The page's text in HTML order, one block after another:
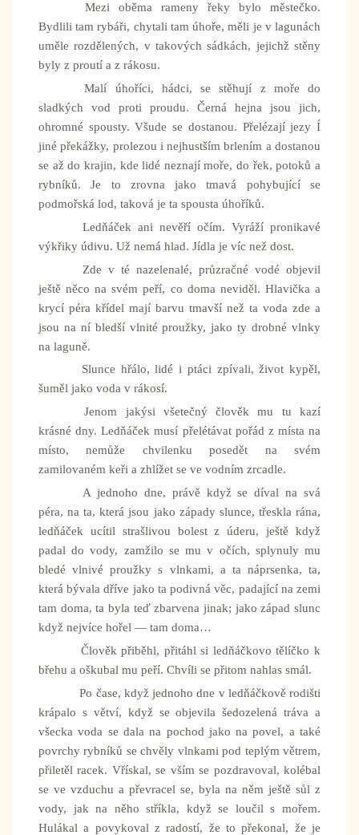
Mezi oběma rameny řeky bylo městečko.
Bydlili tam rybáři, chytali tam úhoře, měli je v lagunách
uměle rozdělených, v takových sádkách, jejichž stěny
byly z proutí a z rákosu.
Malí úhoříci, hádci, se stěhují z moře do
sladkých vod proti proudu. Černá hejna jsou jich,
ohromné spousty. Všude se dostanou. Přelézají jezy Í
jiné překážky, prolezou i nejhustším brlením a dostanou
se až do krajin, kde lidé neznají moře, do řek, potoků a
rybníků. Je to zrovna jako tmavá pohybující se
podmořská lod, taková je ta spousta úhoříků.
Ledňáček ani nevěří očím. Vyráží pronikavé
výkřiky údivu. Už nemá hlad. Jídla je víc než dost.
Zde v té nazelenalé, průzračné vodé objevil
ještě něco na svém peří, co doma neviděl. Hlavička a
krycí péra křídel mají barvu tmavší než ta voda zde a
jsou na ní bledší vlnité proužky, jako ty drobné vlnky
na laguně.
Slunce hřálo, lidé i ptáci zpívali, život kypěl,
šuměl jako voda v rákosí.
Jenom jakýsi všetečný člověk mu tu kazí
krásné dny. Ledňáček musí přelétávat pořád z místa na
místo, nemůže chvilenku posedět na svém
zamilovaném keři a zhlížet se ve vodním zrcadle.
A jednoho dne, právě když se díval na svá
péra, na ta, která jsou jako západy slunce, třeskla rána,
ledňáček ucítil strašlivou bolest z úderu, ještě když
padal do vody, zamžilo se mu v očích, splynuly mu
bledé vlnivé proužky s vlnkami, a ta náprsenka, ta,
která bývala dříve jako ta podivná věc, padající na zemi
tam doma, ta byla teď zbarvena jinak; jako západ slunc
když nejvíce hořel — tam doma…
Člověk přiběhl, přitáhl si ledňáčkovo tělíčko k
břehu a oškubal mu peří. Chvíli se přitom nahlas smál.
Po čase, když jednoho dne v ledňáčkově rodišti
krápalo s větví, když se objevila šedozelená tráva a
všecka voda se dala na pochod jako na povel, a také
povrchy rybníků se chvěly vlnkami pod teplým větrem,
přiletěl racek. Vřískal, se vším se pozdravoval, kolébal
se ve vzduchu a převracel se, byla na něm ještě sůl z
vody, jak na něho stříkla, když se loučil s mořem.
Hulákal a povykoval z radostí, že to překonal, že je